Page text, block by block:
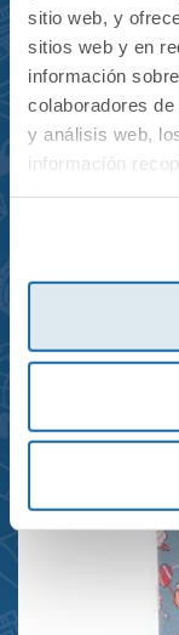
sitio web, y
sitios web y en
información
colaboradores
y análisis web,
información